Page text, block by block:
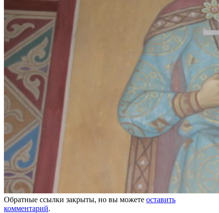
Обратные ссылки закрыты, но вы можете оставить
комментарий.